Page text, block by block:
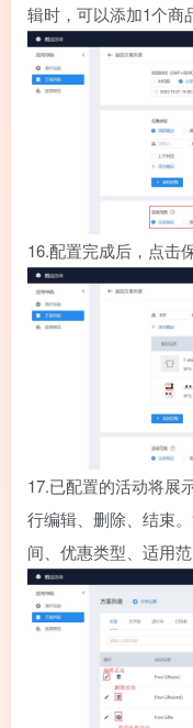
辑时，可以添加1个商
16.配置完成后，点击
17.已配置的活动将展
行编辑、删除、结束
间、优惠类型、适用